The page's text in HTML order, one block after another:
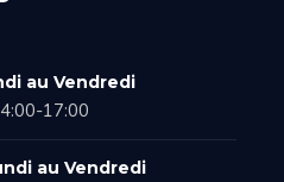
au Vendredi
17:00
au Vendredi